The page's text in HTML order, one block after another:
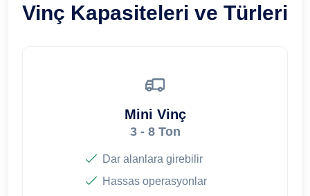
Vinç Kapasiteleri ve Türleri
Mini Vinç
3 - 8 Ton
Dar alanlara girebilir
Hassas operasyonlar